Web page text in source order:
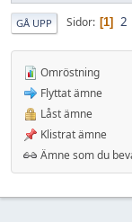
GÅ UPP Sidor 1 2
Omröstning
Flyttat ämne
Låst ämne
Klistrat ämne
Ämne som du